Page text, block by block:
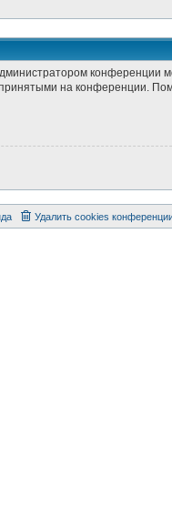
конференции
на конференции.
Удалить cookies